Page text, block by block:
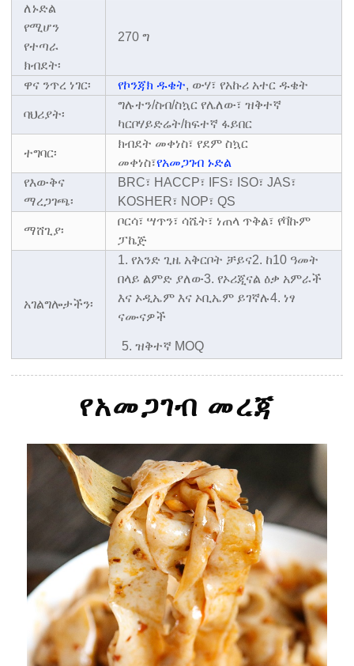
ለኑድል
የሚሆን
የተጣራ
ክብደት፡
270 ግ
ዋና ንጥረ ነገር፡ የኮንጃክ ዱቄት, ውሃ፣ የአኩሪ አተር ዱቄት
ባህሪያት፡
ግሉተን/ስብ/ስኳር የሌለው፣ ዝቅተኛ
ካርቦሃይድሬት/ከፍተኛ ፋይበር
ተግባር፡
ክብደት መቀነስ፣ የደም ስኳር
መቀነስ፣የአመጋገብ ኑድል
የእውቅና
ማረጋገጫ፡
BRC፣ HACCP፣ IFS፣ ISO፣ JAS፣
KOSHER፣ NOP፣ QS
ማሸጊያ፡
ቦርሳ፣ ሣጥን፣ ሳሼት፣ ነጠላ ጥቅል፣ የቫኩም
ፓኬጅ
አገልግሎታችን፡
1. የአንድ ጊዜ አቅርቦት ቻይና2. ከ10 ዓመት
በላይ ልምድ ያለው3. የኦሪጂናል ዕቃ አምራች
እና ኦዲኤም እና ኦቢኤም ይገኛሉ4. ነፃ
ናሙናዎች
5. ዝቅተኛ MOQ
የአመጋገብ መረጃ